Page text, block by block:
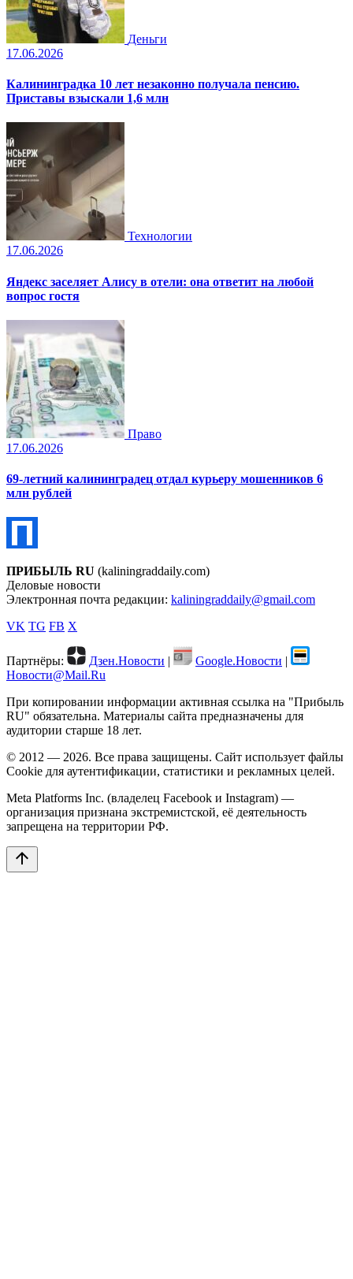
Деньги
17.06.2026
Калининградка 10 лет незаконно получала пенсию.
Приставы взыскали 1,6 млн
Технологии
17.06.2026
Яндекс заселяет Алису в отели: она ответит на любой
вопрос гостя
Право
17.06.2026
69-летний калининградец отдал курьеру мошенников 6
млн рублей
ПРИБЫЛЬ RU (kaliningraddaily.com)
Деловые новости
Электронная почта редакции: kaliningraddaily@gmail.com
VK TG FB X
Партнёры: Дзен.Новости | Google.Новости |
Новости@Mail.Ru
При копировании информации активная ссылка на "Прибыль
RU" обязательна. Материалы сайта предназначены для
аудитории старше 18 лет.
© 2012 — 2026. Все права защищены. Сайт использует файлы
Cookie для аутентификации, статистики и рекламных целей.
Meta Platforms Inc. (владелец Facebook и Instagram) —
организация признана экстремистской, её деятельность
запрещена на территории РФ.
arrow_upward